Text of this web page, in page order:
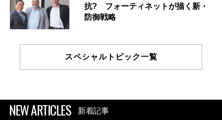
抗? フォーティネットが描く新・
防御戦略
スペシャルトピック一覧
NEW ARTICLES 新着記事